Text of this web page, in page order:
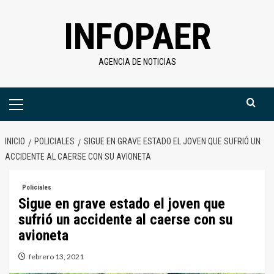
INFOPAER
AGENCIA DE NOTICIAS
Menú
INICIO POLICIALES
SIGUE EN GRAVE ESTADO EL JOVEN QUE SUFRIÓ UN
ACCIDENTE AL CAERSE CON SU AVIONETA
Policiales
Sigue en grave estado el joven que
sufrió un accidente al caerse con su
avioneta
febrero 13, 2021